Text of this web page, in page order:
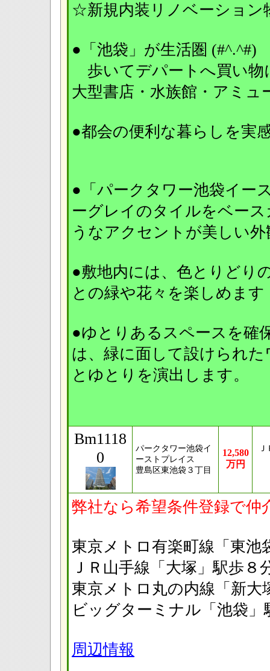
☆新規内装リノベーショ
●「池袋」が生活圏
歩いてデパートへ買い
大型書店・水族館・ア
●都会の便利な暮らしを
●「パークタワー池袋イ
ーグレイのタイルをベー
うなアクセントが美し
●敷地内には、色とりどり
との緑や花々を楽しめ
●ゆとりあるスペースを確
は、緑に面して設けられ
とゆとりを演出します。
Bm1118
0
パークタワー池袋イ
ーストプレイス
豊島区東池袋３丁目
12,580
万円
弊社なら希望条件登録で仲
東京メトロ有楽町線「
ＪＲ山手線「大塚」駅
東京メトロ丸の内線「
ビッグターミナル「
周辺情報